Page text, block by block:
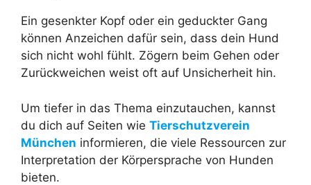
Ein gesenkter Kopf oder ein geduckter Gang
können Anzeichen dafür sein, dass dein Hund
sich nicht wohl fühlt. Zögern beim Gehen oder
Zurückweichen weist oft auf Unsicherheit hin.
Um tiefer in das Thema einzutauchen, kannst
du dich auf Seiten wie Tierschutzverein
München informieren, die viele Ressourcen zur
Interpretation der Körpersprache von Hunden
bieten.